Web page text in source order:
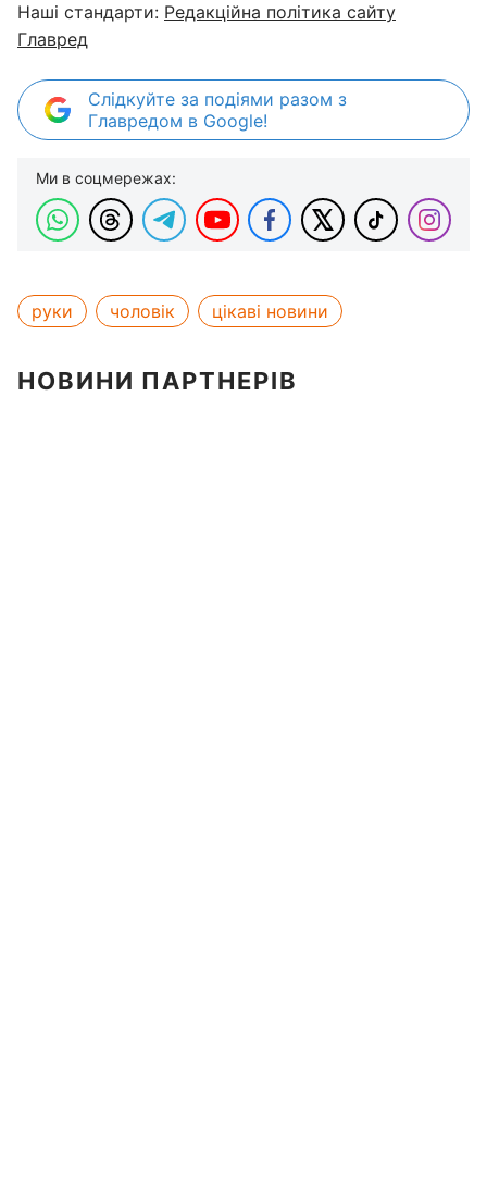
Наші стандарти: Редакційна політика сайту
Главред
Слідкуйте за подіями разом з
Главредом в Google!
Ми в соцмережах:
руки чоловік цікаві новини
НОВИНИ ПАРТНЕРІВ